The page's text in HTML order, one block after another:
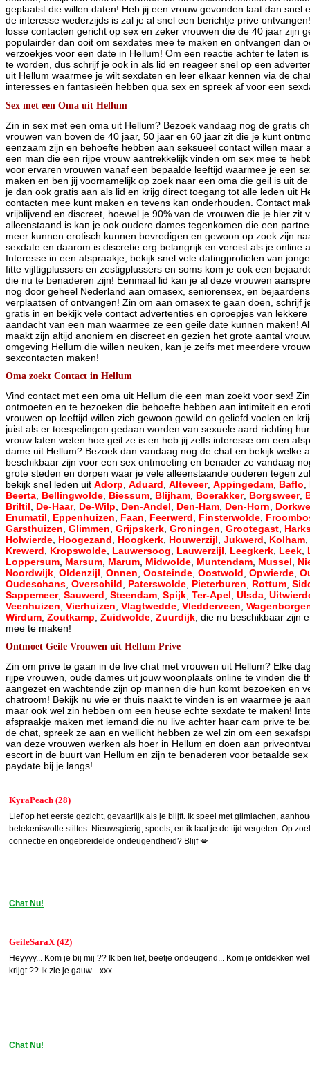
geplaatst die willen daten! Heb jij een vrouw gevonden laat dan snel
de interesse wederzijds is zal je al snel een berichtje prive
losse contacten gericht op sex en zeker vrouwen die de 40 jaar zijn
populairder dan ooit om sexdates mee te maken en ontvangen dan
verzoekjes voor een date in Hellum! Om een reactie achter te laten
te worden, dus schrijf je ook in als lid en reageer snel op een
uit Hellum waarmee je wilt sexdaten en leer elkaar kennen via de
interesses en fantasieën hebben qua sex en spreek af voor een
Sex met een Oma uit Hellum
Zin in sex met een oma uit Hellum? Bezoek vandaag nog de gratis
vrouwen van boven de 40 jaar, 50 jaar en 60 jaar zit die je kunt
eenzaam zijn en behoefte hebben aan seksueel contact willen maar
een man die een rijpe vrouw aantrekkelijk vinden om sex mee te
voor ervaren vrouwen vanaf een bepaalde leeftijd waarmee je een
maken en ben jij voornamelijk op zoek naar een oma die geil is uit
je dan ook gratis aan als lid en krijg direct toegang tot alle leden uit
contacten mee kunt maken en tevens kan onderhouden. Contact
vrijblijvend en discreet, hoewel je 90% van de vrouwen die je hier zit
alleenstaand is kan je ook oudere dames tegenkomen die een
meer kunnen erotisch kunnen bevredigen en gewoon op zoek zijn
sexdate en daarom is discretie erg belangrijk en vereist als je online
Interesse in een afspraakje, bekijk snel vele datingprofielen van
fitte vijftigplussers en zestigplussers en soms kom je ook een
die nu te benaderen zijn! Eenmaal lid kan je al deze vrouwen
nog door geheel Nederland aan omasex, seniorensex, en
verplaatsen of ontvangen! Zin om aan omasex te gaan doen, schrijf
gratis in en bekijk vele contact advertenties en oproepjes van
aandacht van een man waarmee ze een geile date kunnen maken!
maakt zijn altijd anoniem en discreet en gezien het grote aantal
omgeving Hellum die willen neuken, kan je zelfs met meerdere
sexcontacten maken!
Oma zoekt Contact in Hellum
Vind contact met een oma uit Hellum die een man zoekt voor sex!
ontmoeten en te bezoeken die behoefte hebben aan intimiteit en
vrouwen op leeftijd willen zich gewoon gewild en geliefd voelen en
juist als er toespelingen gedaan worden van sexuele aard richting
vrouw laten weten hoe geil ze is en heb jij zelfs interesse om een
dame uit Hellum? Bezoek dan vandaag nog de chat en bekijk welke
beschikbaar zijn voor een sex ontmoeting en benader ze vandaag
grote steden en dorpen waar je vele alleenstaande ouderen tegen
bekijk snel leden uit Adorp Aduard Alteveer, Appingedam Baflo
Beerta Bellingwolde Biessum Blijham Boerakker, Borgsweer,
Briltil
De-Haar, De-Wilp Den-Andel Den-Ham Den-Horn
Enumatil
Eppenhuizen Faan Feerwerd Finsterwolde
Garsthuizen Glimmen Grijpskerk Groningen Grootegast
Holwierde Hoogezand Hoogkerk Houwerzijl Jukwerd Kolham
Krewerd
Kropswolde Lauwersoog Lauwerzijl Leegkerk Leek
Loppersum Marsum Marum Midwolde Muntendam Mussel
Noordwijk Oldenzijl Onnen Oosteinde Oostwold Opwierde
Oudeschans Overschild Paterswolde Pieterburen Rottum
Sappemeer, Sauwerd Steendam Spijk Ter-Apel Ulsda
Veenhuizen Vierhuizen Vlagtwedde Vledderveen
Wirdum Zoutkamp Zuidwolde Zuurdijk , die nu beschikbaar zijn
mee te maken!
Ontmoet Geile Vrouwen uit Hellum Prive
Zin om prive te gaan in de live chat met vrouwen uit Hellum? Elke
rijpe vrouwen, oude dames uit jouw woonplaats online te vinden die
aangezet en wachtende zijn op mannen die hun komt bezoeken en
chatroom! Bekijk nu wie er thuis naakt te vinden is en waarmee je
maar ook wel zin hebben om een heuse echte sexdate te maken!
afspraakje maken met iemand die nu live achter haar cam prive te
de chat, spreek ze aan en wellicht hebben ze wel zin om een
van deze vrouwen werken als hoer in Hellum en doen aan
escort in de buurt van Hellum en zijn te benaderen voor betaalde
paydate bij je langs!
KyraPeach (28)
Lief op het eerste gezicht, gevaarlijk als je blijft. Ik speel met glimlachen,
betekenisvolle stiltes. Nieuwsgierig, speels, en ik laat je de tijd vergeten. Op
connectie en ongebreidelde ondeugendheid? Blijf 💋
Chat Nu!
GeileSaraX (42)
Heyyyy... Kom je bij mij ?? Ik ben lief, beetje ondeugend... Kom je ontdekken
krijgt ?? Ik zie je gauw... xxx
Chat Nu!